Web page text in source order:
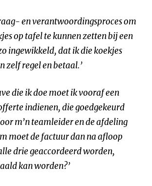
en verantwoordingsproces om
op tafel te kunnen zetten bij een
ingewikkeld, dat ik die koekjes
zelf regel en betaal.’
die ik doe moet ik vooraf een
indienen, die goedgekeurd
m’n teamleider en de afdeling
moet de factuur dan na afloop
drie geaccordeerd worden,
kan worden?’